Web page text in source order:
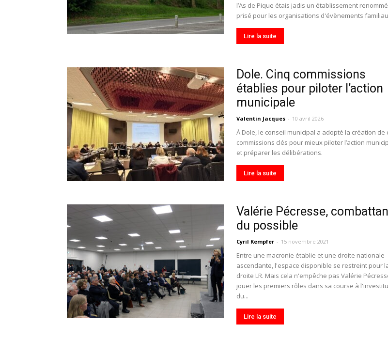
l’As de Pique étais jadis un établissement
prisé pour les organisations d'évènements
Lire la suite
Dole. Cinq commissions
établies pour piloter l’action
municipale
Valentin Jacques - 10 avril 2026
À Dole, le conseil municipal a adopté la création de
commissions clés pour mieux piloter l’action
et préparer les délibérations.
Lire la suite
Valérie Pécresse,
du possible
Cyril Kempfer - 15 novembre 2021
Entre une macronie établie et une droite nationale
ascendante, l'espace disponible se restreint pour
droite LR. Mais cela n'empêche pas Valérie
jouer les premiers rôles dans sa course à
du...
Lire la suite